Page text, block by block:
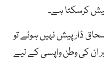
کرسکتا ہے۔
ڈار پیش نہیں ہوئے تو
ان کی وطن واپسی کے لیے